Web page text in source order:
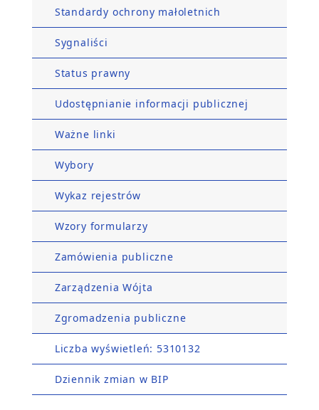
Standardy ochrony małoletnich
Sygnaliści
Status prawny
Udostępnianie informacji publicznej
Ważne linki
Wybory
Wykaz rejestrów
Wzory formularzy
Zamówienia publiczne
Zarządzenia Wójta
Zgromadzenia publiczne
Liczba wyświetleń: 5310132
Dziennik zmian w BIP